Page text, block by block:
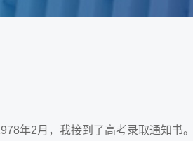
年2月，我接到了高考录取通知